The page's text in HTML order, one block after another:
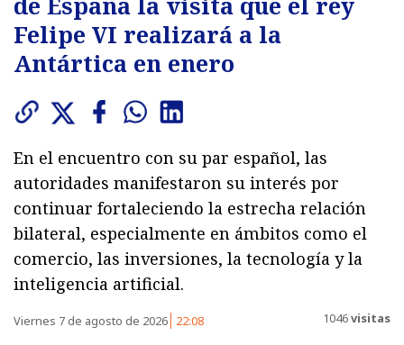
Felipe VI realizará a la
Antártica en enero
En el encuentro con su par español, las
autoridades manifestaron su interés por
continuar fortaleciendo la estrecha relación
bilateral, especialmente en ámbitos como el
comercio, las inversiones, la tecnología y la
inteligencia artificial.
Viernes 7 de agosto de 2026 22:08 1046visitas